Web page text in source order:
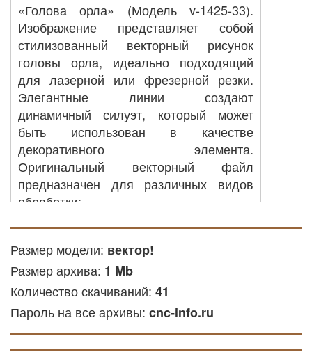
«Голова орла» (Модель v-1425-33).
Изображение представляет собой
стилизованный векторный рисунок
головы орла, идеально подходящий
для лазерной или фрезерной резки.
Элегантные линии создают
динамичный силуэт, который может
быть использован в качестве
декоративного элемента.
Оригинальный векторный файл
предназначен для различных видов
обработки:
для создания деталей из металла,
акриловых или других материалов на
оборудовании с ЧПУ.
Резка лазером: файл подходит для
лазерной обработки фанеры и других
мягких и твёрдых материалов.
Размер модели: вектор!
Размер архива: 1 Mb
Количество скачиваний: 41
Пароль на все архивы: cnc-info.ru